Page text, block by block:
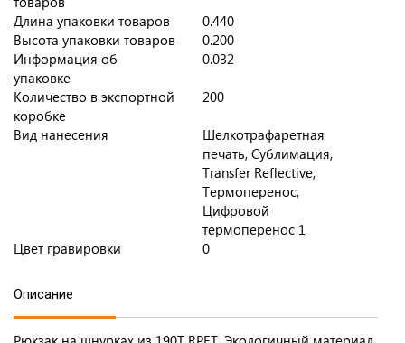
Длина упаковки товаров
0.440
Высота упаковки товаров
0.200
Информация об
упаковке
0.032
Количество в экспортной
коробке
200
Вид нанесения
Шелкотрафаретная
печать, Сублимация,
Transfer Reflective,
Термоперенос,
Цифровой
термоперенос 1
Цвет гравировки
0
Описание